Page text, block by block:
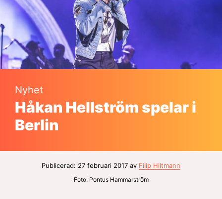
Nyhet
Håkan Hellström spelar i
Berlin
Publicerad: 27 februari 2017 av Filip Hiltmann
Foto: Pontus Hammarström